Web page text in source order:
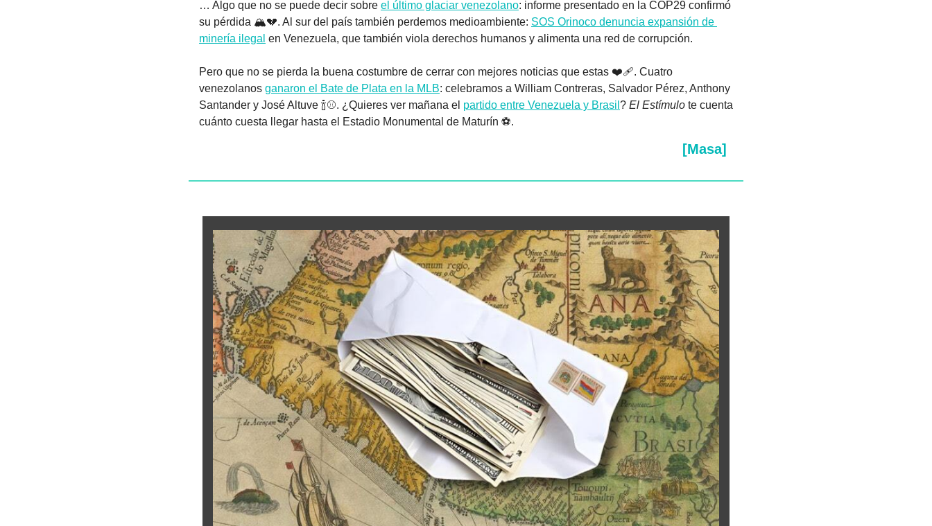
… Algo que no se puede decir sobre el último glaciar venezolano: informe presentado en la COP29 confirmó
su pérdida 🏔️💔. Al sur del país también perdemos medioambiente: SOS Orinoco denuncia expansión de
minería ilegal en Venezuela, que también viola derechos humanos y alimenta una red de corrupción.
Pero que no se pierda la buena costumbre de cerrar con mejores noticias que estas ❤️‍🩹. Cuatro
venezolanos ganaron el Bate de Plata en la MLB: celebramos a William Contreras, Salvador Pérez, Anthony
Santander y José Altuve 🍾⚾. ¿Quieres ver mañana el partido entre Venezuela y Brasil ? El Estímulo te cuenta
cuánto cuesta llegar hasta el Estadio Monumental de Maturín ⚽.
[Masa]